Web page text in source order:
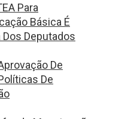
Para
Básica É
Dos Deputados
De
De